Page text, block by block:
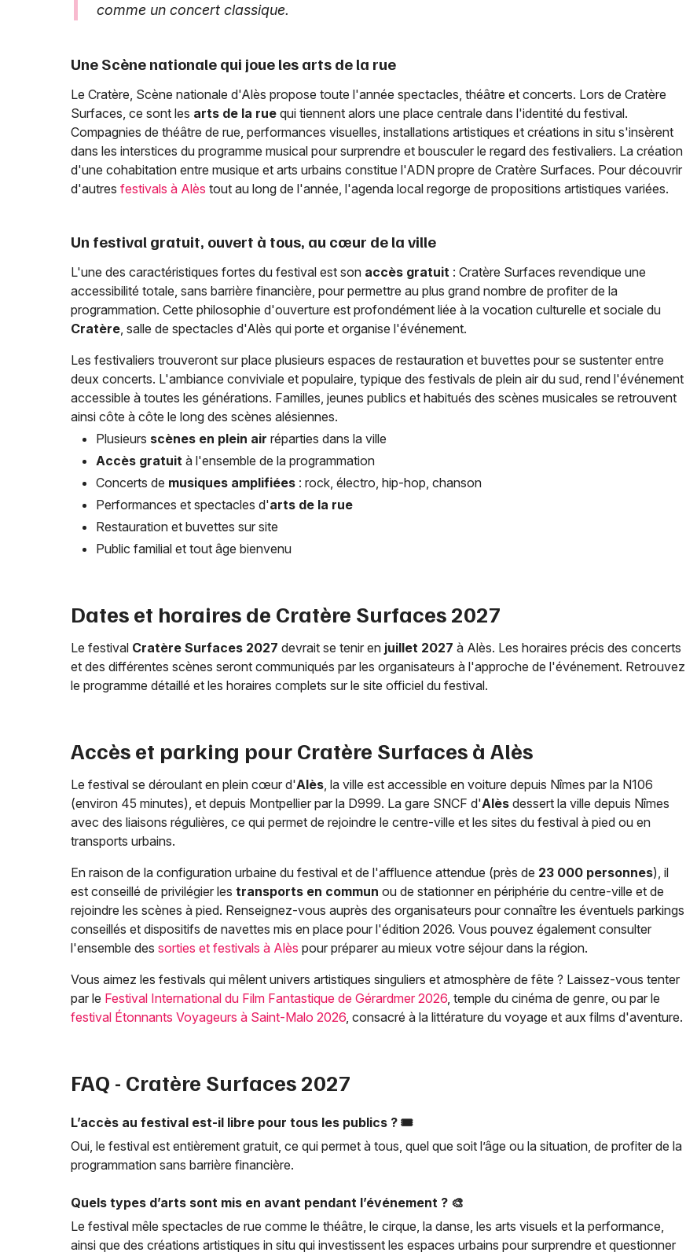
comme un concert classique.
Une Scène nationale qui joue les arts de la rue
Le Cratère, Scène nationale d'Alès propose toute l'année spectacles, théâtre et concerts. Lors de Cratère
Surfaces, ce sont les arts de la rue qui tiennent alors une place centrale dans l'identité du festival.
Compagnies de théâtre de rue, performances visuelles, installations artistiques et créations in situ s'insèrent
dans les interstices du programme musical pour surprendre et bousculer le regard des festivaliers. La création
d'une cohabitation entre musique et arts urbains constitue l'ADN propre de Cratère Surfaces. Pour découvrir
d'autres festivals à Alès tout au long de l'année, l'agenda local regorge de propositions artistiques variées.
Un festival gratuit, ouvert à tous, au cœur de la ville
L'une des caractéristiques fortes du festival est son accès gratuit : Cratère Surfaces revendique une
accessibilité totale, sans barrière financière, pour permettre au plus grand nombre de profiter de la
programmation. Cette philosophie d'ouverture est profondément liée à la vocation culturelle et sociale du
Cratère, salle de spectacles d'Alès qui porte et organise l'événement.
Les festivaliers trouveront sur place plusieurs espaces de restauration et buvettes pour se sustenter entre
deux concerts. L'ambiance conviviale et populaire, typique des festivals de plein air du sud, rend l'événement
accessible à toutes les générations. Familles, jeunes publics et habitués des scènes musicales se retrouvent
ainsi côte à côte le long des scènes alésiennes.
Plusieurs scènes en plein air réparties dans la ville
Accès gratuit à l'ensemble de la programmation
Concerts de musiques amplifiées : rock, électro, hip-hop, chanson
Performances et spectacles d'arts de la rue
Restauration et buvettes sur site
Public familial et tout âge bienvenu
Dates et horaires de Cratère Surfaces 2027
Le festival Cratère Surfaces 2027 devrait se tenir en juillet 2027 à Alès. Les horaires précis des concerts
et des différentes scènes seront communiqués par les organisateurs à l'approche de l'événement. Retrouvez
le programme détaillé et les horaires complets sur le site officiel du festival.
Accès et parking pour Cratère Surfaces à Alès
Le festival se déroulant en plein cœur d'Alès, la ville est accessible en voiture depuis Nîmes par la N106
(environ 45 minutes), et depuis Montpellier par la D999. La gare SNCF d'Alès dessert la ville depuis Nîmes
avec des liaisons régulières, ce qui permet de rejoindre le centre-ville et les sites du festival à pied ou en
transports urbains.
En raison de la configuration urbaine du festival et de l'affluence attendue (près de 23 000 personnes), il
est conseillé de privilégier les transports en commun ou de stationner en périphérie du centre-ville et de
rejoindre les scènes à pied. Renseignez-vous auprès des organisateurs pour connaître les éventuels parkings
conseillés et dispositifs de navettes mis en place pour l'édition 2026. Vous pouvez également consulter
l'ensemble des sorties et festivals à Alès pour préparer au mieux votre séjour dans la région.
Vous aimez les festivals qui mêlent univers artistiques singuliers et atmosphère de fête ? Laissez-vous tenter
par le Festival International du Film Fantastique de Gérardmer 2026, temple du cinéma de genre, ou par le
festival Étonnants Voyageurs à Saint-Malo 2026, consacré à la littérature du voyage et aux films d'aventure.
FAQ - Cratère Surfaces 2027
L’accès au festival est-il libre pour tous les publics ? 🎟️
Oui, le festival est entièrement gratuit, ce qui permet à tous, quel que soit l’âge ou la situation, de profiter de la
programmation sans barrière financière.
Quels types d’arts sont mis en avant pendant l’événement ? 🎨
Le festival mêle spectacles de rue comme le théâtre, le cirque, la danse, les arts visuels et la performance,
ainsi que des créations artistiques in situ qui investissent les espaces urbains pour surprendre et questionner